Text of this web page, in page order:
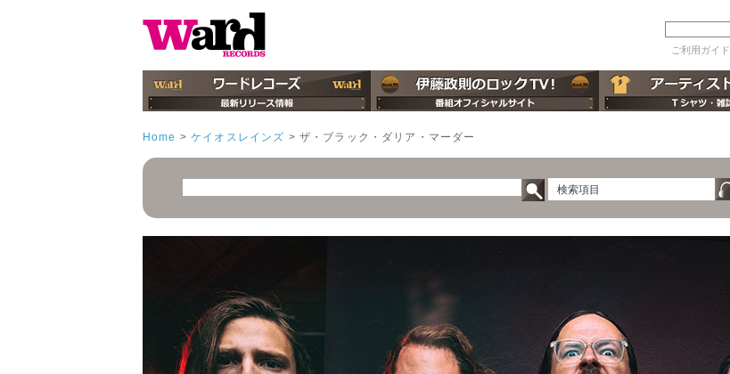
ご利用ガイド
Home > ケイオスレインズ > ザ・ブラック・ダリア・マーダー
検索項目